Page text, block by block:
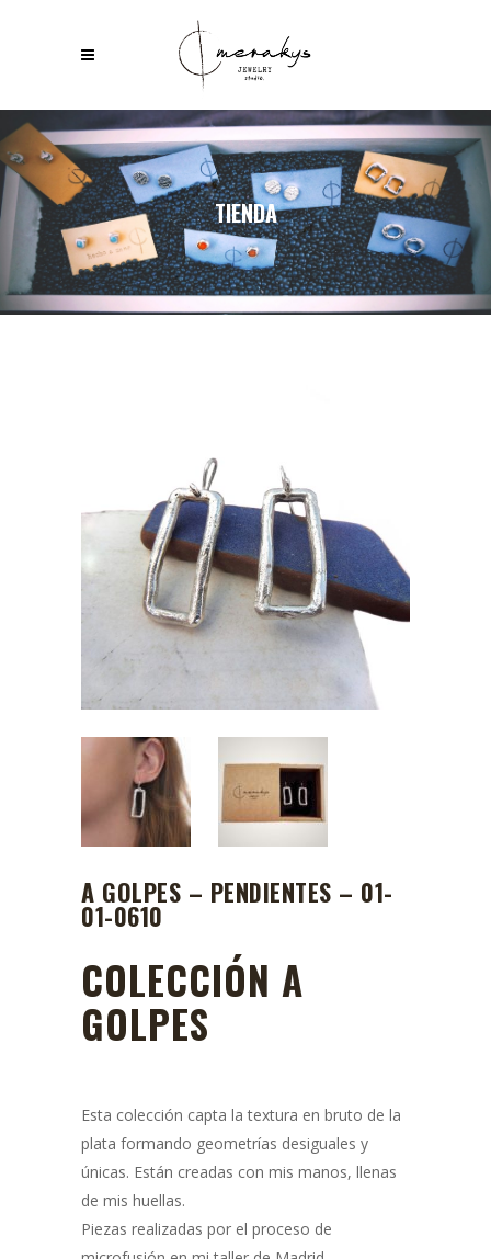
TIENDA
A GOLPES – PENDIENTES – 01-
01-0610
COLECCIÓN A
GOLPES
Esta colección capta la textura en bruto de la
plata formando geometrías desiguales y
únicas. Están creadas con mis manos, llenas
de mis huellas.
Piezas realizadas por el proceso de